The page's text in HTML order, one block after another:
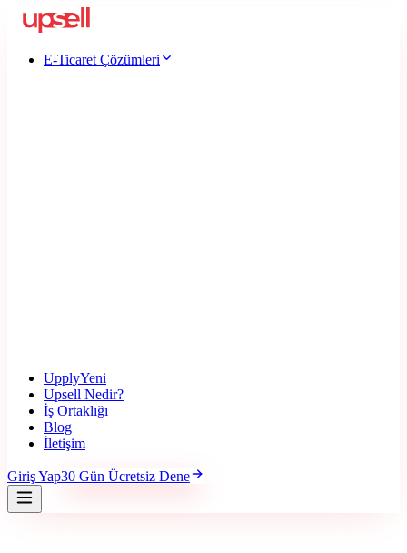
E-Ticaret Çözümleri
UpplyYeni
Upsell Nedir?
İş Ortaklığı
Blog
İletişim
Giriş Yap30 Gün Ücretsiz Dene